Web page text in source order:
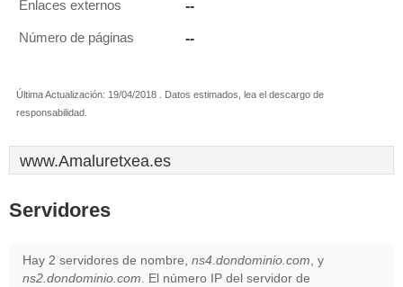
Enlaces externos --
Número de páginas --
Última Actualización: 19/04/2018 . Datos estimados, lea el descargo de
responsabilidad.
www.Amaluretxea.es
Servidores
Hay 2 servidores de nombre, ns4.dondominio.com, y
ns2.dondominio.com. El número IP del servidor de